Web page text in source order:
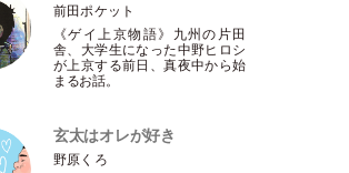
前田ポケット
《ゲイ上京物語》九州の片田
舎、大学生になった中野ヒロシ
が上京する前日、真夜中から始
まるお話。
玄太はオレが好き
野原くろ